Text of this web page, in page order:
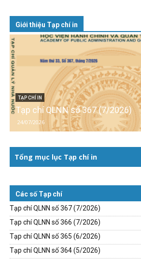
Giới thiệu Tạp chí in
TẠP CHÍ IN
Tạp chí QLNN số 367 (7/2026)
24/07/2026
Tổng mục lục Tạp chí in
Các số Tạp chí
Tạp chí QLNN số 367 (7/2026)
Tạp chí QLNN số 366 (7/2026)
Tạp chí QLNN số 365 (6/2026)
Tạp chí QLNN số 364 (5/2026)